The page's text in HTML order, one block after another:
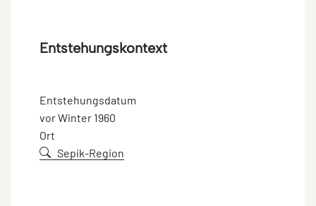
Entstehungskontext
Entstehungsdatum
vor Winter 1960
Ort
Sepik-Region